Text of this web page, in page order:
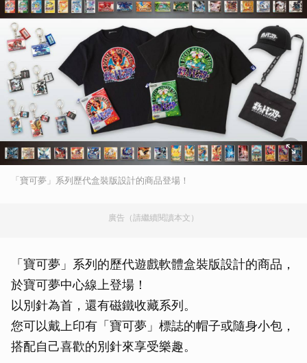
「寶可夢」系列歷代盒裝版設計的商品登場！
廣告（請繼續閱讀本文）
「寶可夢」系列的歷代遊戲軟體盒裝版設計的商品，
於寶可夢中心線上登場！
以別針為首，還有磁鐵收藏系列。
您可以戴上印有「寶可夢」標誌的帽子或隨身小包，
搭配自己喜歡的別針來享受樂趣。